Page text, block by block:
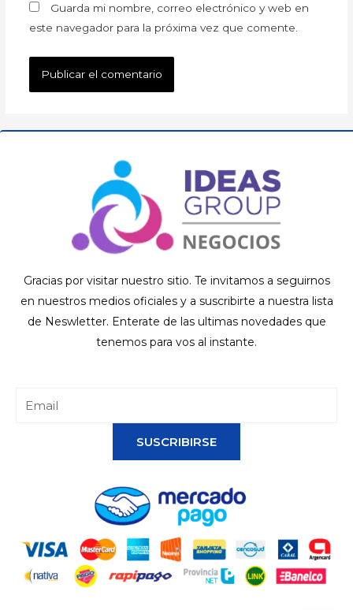
Guarda mi nombre, correo electrónico y web en
este navegador para la próxima vez que comente.
Gracias por visitar nuestro sitio. Te invitamos a seguirnos
en nuestros medios oficiales y a suscribirte a nuestra lista
de Neswletter. Enterate de las ultimas novedades que
tenemos para vos al instante.
SUSCRIBIRSE